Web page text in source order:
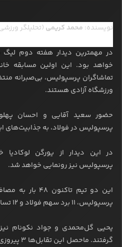
نویسنده: محمد کریمی (تحلیلگر
در مهمترین دیدار هفته دوم لیگ
خواهد بود. این اولین مسابقه
تماشاگران پرسپولیس، بی‌صبرانه
ورزشگاه آزادی هستند.
حضور سعید آقایی و احسان
پرسپولیس در فولاد، به جذابیت‌های
در این دیدار از یورگن
پرسپولیس نیز رونمایی خواهد شد.
پرسپولیس، ۱۱ برد سهم فولاد و ۱۲ تساوی حاصل آن بوده است.